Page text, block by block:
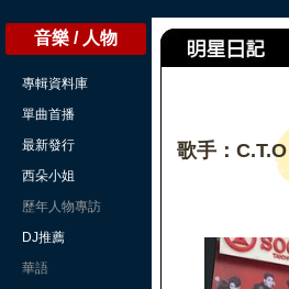
音樂 / 人物
專輯資料庫
單曲首播
最新發行
西朵小姐
歷年人物專訪
DJ推薦
華語
歌手：C.T.O